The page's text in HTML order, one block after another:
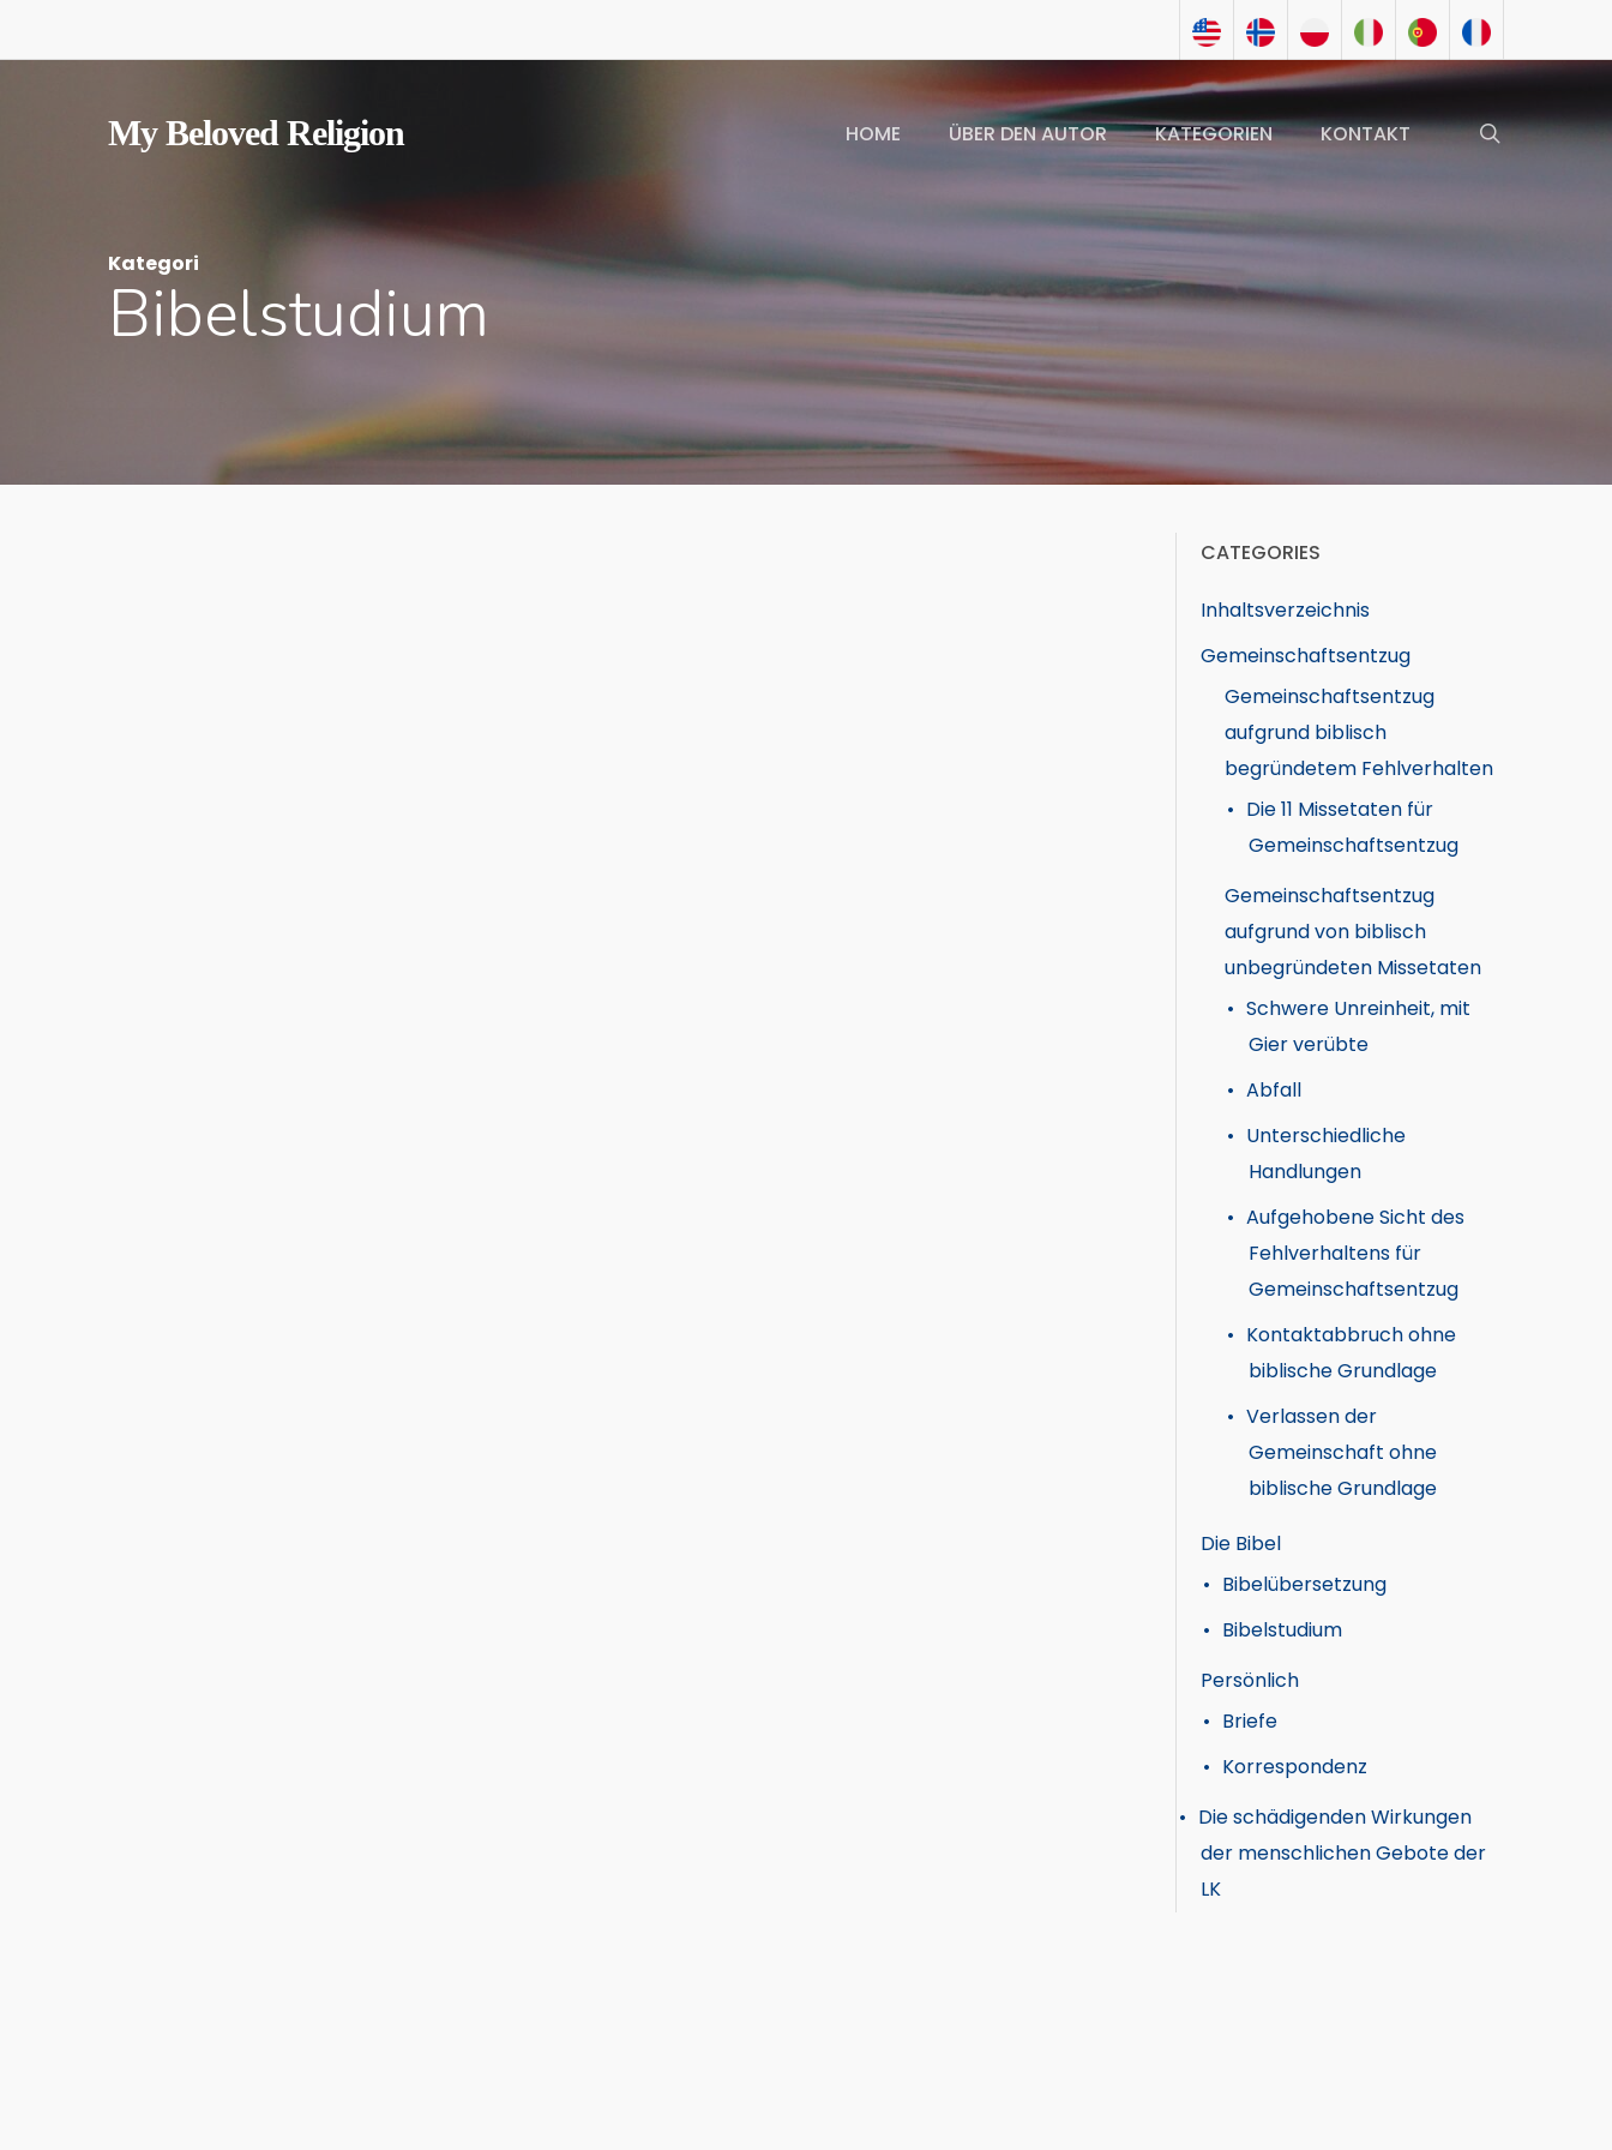
to
My Beloved Religion HOME ÜBER DEN AUTOR KATEGORIEN KONTAKT search
Kategori
Bibelstudium
CATEGORIES
Inhaltsverzeichnis
Gemeinschaftsentzug
Gemeinschaftsentzug
aufgrund biblisch
begründetem Fehlverhalten
Die 11 Missetaten für
Gemeinschaftsentzug
Gemeinschaftsentzug
aufgrund von biblisch
unbegründeten Missetaten
Schwere Unreinheit, mit
Gier verübte
Abfall
Unterschiedliche
Handlungen
Aufgehobene Sicht des
Fehlverhaltens für
Gemeinschaftsentzug
Kontaktabbruch ohne
biblische Grundlage
Verlassen der
Gemeinschaft ohne
biblische Grundlage
Die Bibel
Bibelübersetzung
Bibelstudium
Persönlich
Briefe
Korrespondenz
Die schädigenden Wirkungen
der menschlichen Gebote der
LK